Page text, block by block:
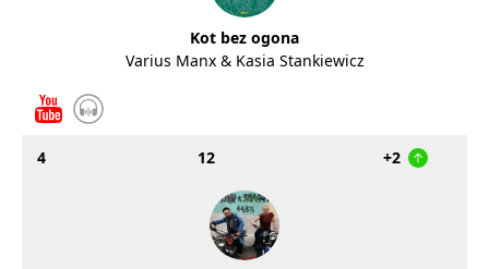
Kot bez ogona
Varius Manx & Kasia Stankiewicz
4 12 +2